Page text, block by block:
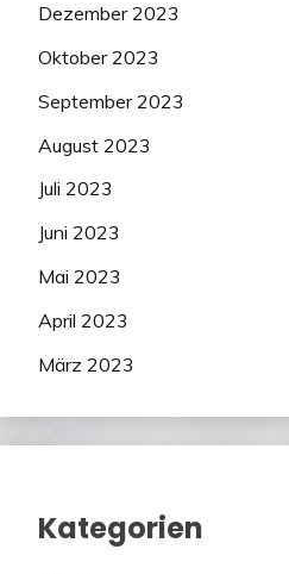
Dezember 2023
Oktober 2023
September 2023
August 2023
Juli 2023
Juni 2023
Mai 2023
April 2023
März 2023
Kategorien